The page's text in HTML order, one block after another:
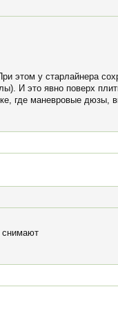
этом у старлайнера
И это явно поверх
где маневровые дюзы,
снимают